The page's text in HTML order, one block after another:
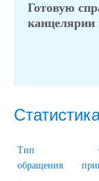
Готовую
канцелярии
Тип
обращения